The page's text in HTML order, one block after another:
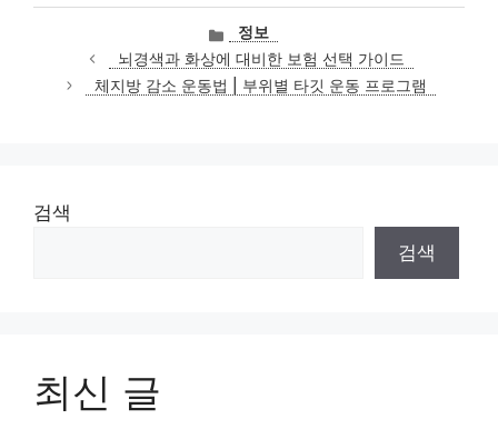
카
테
고
리
정보
뇌경색과 화상에 대비한 보험 선택 가이드
체지방 감소 운동법 | 부위별 타깃 운동 프로그램
검색
검색
최신 글